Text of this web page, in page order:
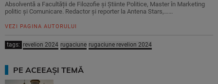
Absolventă a Facultății de Filozofie și Știinte Politice, Master în Marketing
politic și Comunicare. Redactor și reporter la Antena Stars,…...
VEZI PAGINA AUTORULUI
tags: revelion 2024 rugaciune rugaciune revelion 2024
PE ACEEAȘI TEMĂ